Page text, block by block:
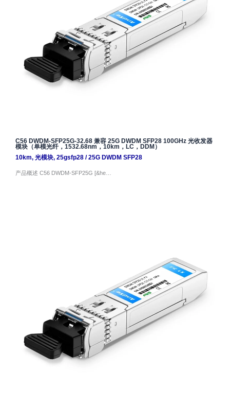
C56 DWDM-SFP25G-32.68 兼容 25G DWDM SFP28 100GHz 光收发器
模块（单模光纤，1532.68nm，10km，LC，DDM）
10km, 光模块, 25gsfp28/25G DWDM SFP28
产品概述 C56 DWDM-SFP25G [&he…